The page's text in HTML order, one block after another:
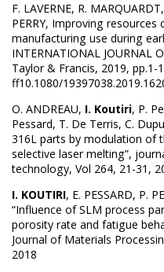
F. LAVERNE, R.
PERRY, Improving
manufacturing use during
INTERNATIONAL JOURNAL
Taylor & Francis, 2019, pp.1-
ff10.1080/
O. ANDREAU, I. Koutiri, P.
Pessard, T. De Terris, C.
316L parts by modulation of
selective laser melting”,
technology, Vol 264, 21-31,
I. KOUTIRI, E. PESSARD, P.
“Influence of SLM process
porosity rate and fatigue
Journal of Materials
2018